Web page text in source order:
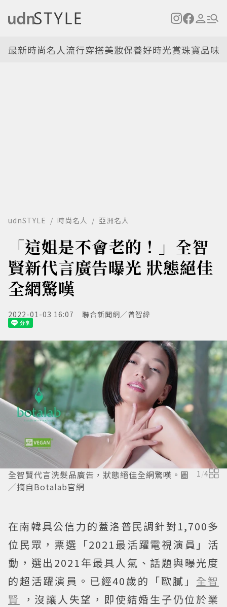
最新時尚名人流行穿搭美妝保養好時光賞珠寶品味
udnSTYLE 時尚名人 亞洲名人
「這姐是不會老的！」全智
賢新代言廣告曝光 狀態絕佳
全網驚嘆
2022-01-03 16:07 聯合新聞網／曾智緯
全智賢代言洗髮品廣告，狀態絕佳全網驚嘆。圖
／摘自Botalab官網
1 /4
在南韓具公信力的蓋洛普民調針對1,700多
位民眾，票選「2021最活躍電視演員」活
動，選出2021年最具人氣、話題與曝光度
的超活躍演員。已經40歲的「歐膩」 全智
賢
，沒讓人失望，即使結婚生子仍位於業